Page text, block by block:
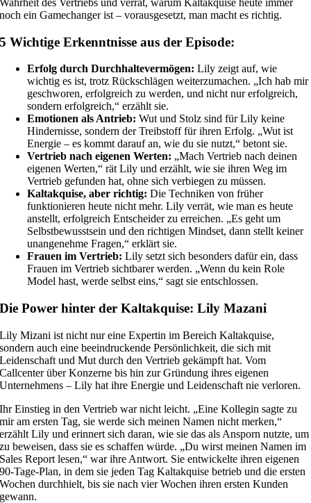
Wahrheit des Vertriebs und verrät, warum Kaltakquise heute immer
noch ein Gamechanger ist – vorausgesetzt, man macht es richtig.
5 Wichtige Erkenntnisse aus der Episode:
Erfolg durch Durchhaltevermögen: Lily zeigt auf, wie
wichtig es ist, trotz Rückschlägen weiterzumachen. „Ich hab mir
geschworen, erfolgreich zu werden, und nicht nur erfolgreich,
sondern erfolgreich,“ erzählt sie.
Emotionen als Antrieb: Wut und Stolz sind für Lily keine
Hindernisse, sondern der Treibstoff für ihren Erfolg. „Wut ist
Energie – es kommt darauf an, wie du sie nutzt,“ betont sie.
Vertrieb nach eigenen Werten: „Mach Vertrieb nach deinen
eigenen Werten,“ rät Lily und erzählt, wie sie ihren Weg im
Vertrieb gefunden hat, ohne sich verbiegen zu müssen.
Kaltakquise, aber richtig: Die Techniken von früher
funktionieren heute nicht mehr. Lily verrät, wie man es heute
anstellt, erfolgreich Entscheider zu erreichen. „Es geht um
Selbstbewusstsein und den richtigen Mindset, dann stellt keiner
unangenehme Fragen,“ erklärt sie.
Frauen im Vertrieb: Lily setzt sich besonders dafür ein, dass
Frauen im Vertrieb sichtbarer werden. „Wenn du kein Role
Model hast, werde selbst eins,“ sagt sie entschlossen.
Die Power hinter der Kaltakquise: Lily Mazani
Lily Mizani ist nicht nur eine Expertin im Bereich Kaltakquise,
sondern auch eine beeindruckende Persönlichkeit, die sich mit
Leidenschaft und Mut durch den Vertrieb gekämpft hat. Vom
Callcenter über Konzerne bis hin zur Gründung ihres eigenen
Unternehmens – Lily hat ihre Energie und Leidenschaft nie verloren.
Ihr Einstieg in den Vertrieb war nicht leicht. „Eine Kollegin sagte zu
mir am ersten Tag, sie werde sich meinen Namen nicht merken,“
erzählt Lily und erinnert sich daran, wie sie das als Ansporn nutzte, um
zu beweisen, dass sie es schaffen würde. „Du wirst meinen Namen im
Sales Report lesen,“ war ihre Antwort. Sie entwickelte ihren eigenen
90-Tage-Plan, in dem sie jeden Tag Kaltakquise betrieb und die ersten
Wochen durchhielt, bis sie nach vier Wochen ihren ersten Kunden
gewann.